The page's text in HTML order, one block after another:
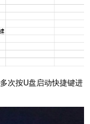
次按U盘启动快捷键进